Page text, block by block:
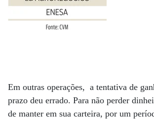
Em outras operações, a tentativa de
prazo deu errado. Para não perder
de manter em sua carteira, por um